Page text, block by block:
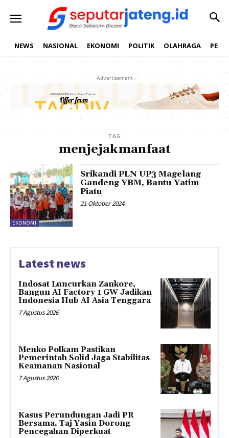
NEWS NASIONAL EKONOMI POLITIK OLAHRAGA
- Advertisement -
TAG
menjejakmanfaat
EKONOMI
Srikandi PLN UP3 Magelang
Gandeng YBM, Bantu Yatim
Piatu
21 Oktober 2024
Latest news
Indosat Luncurkan Zankore,
Bangun AI Factory 1 GW Jadikan
Indonesia Hub AI Asia Tenggara
7 Agustus 2026
Menko Polkam Pastikan
Pemerintah Solid Jaga Stabilitas
Keamanan Nasional
7 Agustus 2026
Kasus Perundungan Jadi PR
Bersama, Taj Yasin Dorong
Pencegahan Diperkuat